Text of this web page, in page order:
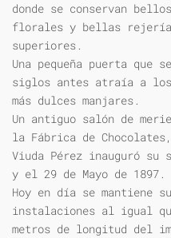
donde se conservan
florales y bellas
superiores.
Una pequeña puerta que
siglos antes atraía a los
más dulces manjares.
Un antiguo salón de
la Fábrica de
Viuda Pérez inauguró
y el 29 de Mayo de 1897.
Hoy en día se mantiene
instalaciones al igual
metros de longitud del